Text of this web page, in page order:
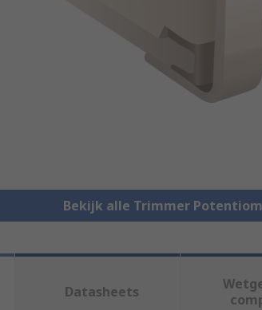
Bekijk alle Trimmer
Datasheets